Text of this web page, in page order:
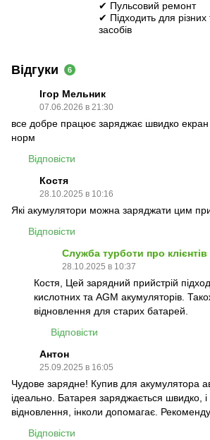
✔ Пульсовий ремонт
✔ Підходить для
засобів
Відгуки 6
Ігор Мельник
07.06.2026 в 21:30
все добре працює заряджає швидко екран
норм
Відповісти
Костя
28.10.2025 в 10:16
Які акумулятори можна заряджати цим
Відповісти
Служба турботи про клієнтів
28.10.2025 в 10:37
Костя, Цей зарядний прийстрій
кислотних та AGM акумуляторів.
відновлення для старих батарей.
Відповісти
Антон
25.09.2025 в 16:05
Чудове зарядне! Купив для акумулятора
ідеально. Батарея заряджається швидко,
відновлення, інколи допомагає.
Відповісти